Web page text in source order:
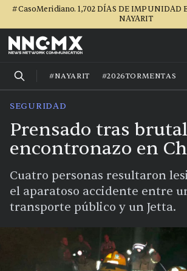
#CasoMeridiano. 1,702 DÍAS DE IMPUNIDAD
NAYARIT
#NAYARIT #2026TORMENTAS
SEGURIDAD
Prensado tras brutal
encontronazo en
Cuatro personas resultaron
el aparatoso accidente entre
transporte público y un Jetta.